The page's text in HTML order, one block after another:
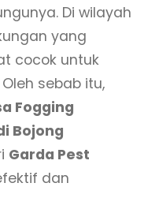
Di wilayah
yang
cocok untuk
sebab itu,
Fogging
Bojong
Garda Pest
dan